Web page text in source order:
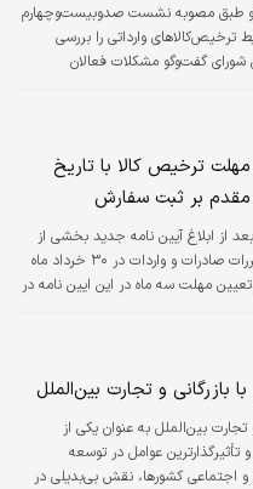
طبق مصوبه نشست صدوبیست‌‌‌‌‌‌وچهارم
وارداتی را بررسی
گفت‌وگو مشکلات فعالان
شورای گفت‌وگو با حضور وزیر
و دبیرخانه شورای گفت‌وگو
از اقدامات مربوط به…
ترخیص کالا با تاریخ
مقدم بر ثبت سفارش
بعد از ابلاغ آیین نامه جدید بخشی از
قانون مقررات صادرات و واردات در ۳۰ خرداد ماه
مهلت سه ماه در این ایین نامه در
بازرگانی و تجارت بین‌الملل
تجارت بین‌الملل به عنوان یکی از
تأثیرگذارترین عوامل در توسعه
اجتماعی کشورها، نقش بی‌بدیلی در